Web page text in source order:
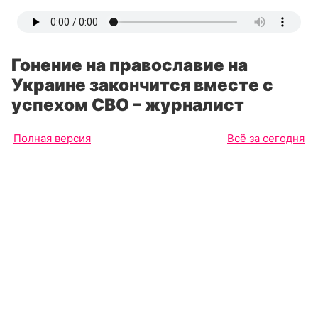
Гонение на православие на
Украине закончится вместе с
успехом СВО – журналист
Полная версия Всё за сегодня